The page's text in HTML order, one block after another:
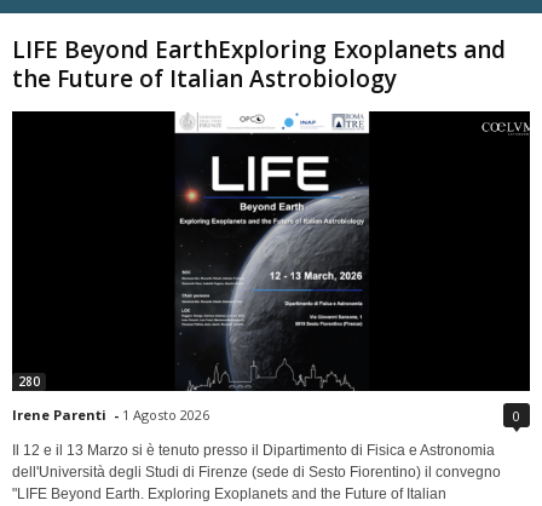
LIFE Beyond EarthExploring Exoplanets and
the Future of Italian Astrobiology
280
Irene Parenti - 1 Agosto 2026 0
Il 12 e il 13 Marzo si è tenuto presso il Dipartimento di Fisica e Astronomia
dell'Università degli Studi di Firenze (sede di Sesto Fiorentino) il convegno
"LIFE Beyond Earth. Exploring Exoplanets and the Future of Italian